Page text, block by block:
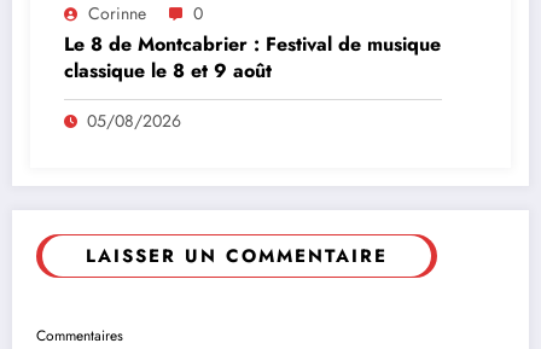
Corinne 0
Le 8 de Montcabrier : Festival de musique
classique le 8 et 9 août
05/08/2026
LAISSER UN COMMENTAIRE
Commentaires